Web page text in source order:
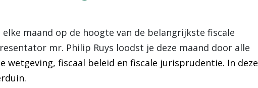
maand op de hoogte van de belangrijkste fiscale
mr. Philip Ruys loodst je deze maand door alle
wetgeving, fiscaal beleid en fiscale jurisprudentie. In deze